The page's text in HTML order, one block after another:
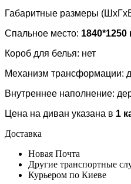
Габаритные размеры
Спальное место: 1840*1250
Короб для белья: нет
Механизм трансформации:
Внутреннее наполнение:
Цена на диван указана в 1
Доставка
Новая Почта
Другие транспортные
Курьером по Киеве